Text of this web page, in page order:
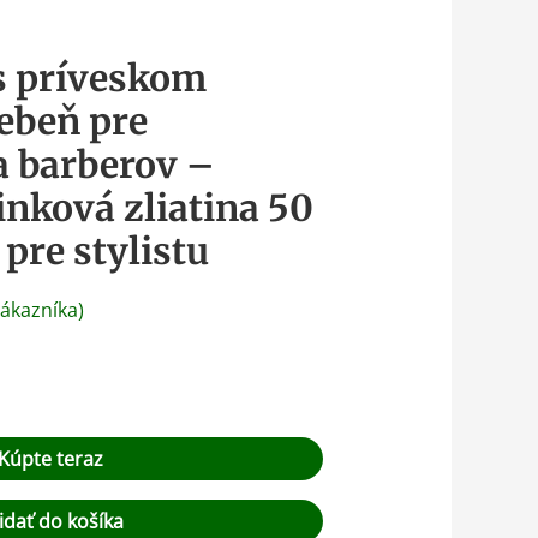
príveskom
pre
barberov –
zliatina 50
pre stylistu
Kúpte teraz
do košíka